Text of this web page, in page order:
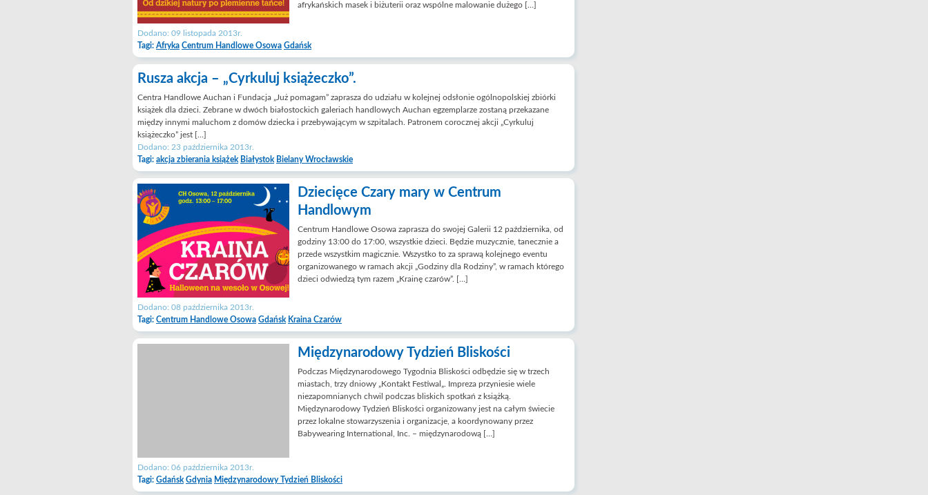
afrykańskich masek i biżuterii oraz wspólne malowanie dużego […]
Dodano: 09 listopada 2013r.
Tagi: Afryka Centrum Handlowe Osowa Gdańsk
Rusza akcja – „Cyrkuluj książeczko”.
Centra Handlowe Auchan i Fundacja „Już pomagam” zaprasza do udziału w kolejnej odsłonie ogólnopolskiej zbiórki
książek dla dzieci. Zebrane w dwóch białostockich galeriach handlowych Auchan egzemplarze zostaną przekazane
między innymi maluchom z domów dziecka i przebywającym w szpitalach. Patronem corocznej akcji „Cyrkuluj
książeczko” jest […]
Dodano: 23 października 2013r.
Tagi: akcja zbierania książek Białystok Bielany Wrocławskie
Dziecięce Czary mary w Centrum
Handlowym
Centrum Handlowe Osowa zaprasza do swojej Galerii 12 października, od
godziny 13:00 do 17:00, wszystkie dzieci. Będzie muzycznie, tanecznie a
przede wszystkim magicznie. Wszystko to za sprawą kolejnego eventu
organizowanego w ramach akcji „Godziny dla Rodziny”, w ramach którego
dzieci odwiedzą tym razem „Krainę czarów”. […]
Dodano: 08 października 2013r.
Tagi: Centrum Handlowe Osowa Gdańsk Kraina Czarów
Międzynarodowy Tydzień Bliskości
Podczas Międzynarodowego Tygodnia Bliskości odbędzie się w trzech
miastach, trzy dniowy „Kontakt Festiwal„. Impreza przyniesie wiele
niezapomnianych chwil podczas bliskich spotkań z książką.
Międzynarodowy Tydzień Bliskości organizowany jest na całym świecie
przez lokalne stowarzyszenia i organizacje, a koordynowany przez
Babywearing International, Inc. – międzynarodową […]
Dodano: 06 października 2013r.
Tagi: Gdańsk Gdynia Międzynarodowy Tydzień Bliskości